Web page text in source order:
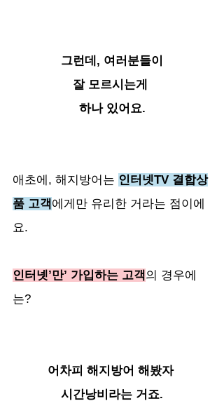
그런데, 여러분들이
잘 모르시는게
하나 있어요.
애초에, 해지방어는 인터넷TV 결합상
품 고객에게만 유리한 거라는 점이에
요.
인터넷’만’ 가입하는 고객의 경우에
는?
어차피 해지방어 해봤자
시간낭비라는 거죠.